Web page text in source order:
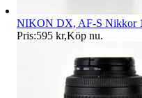
NIKON DX, AF-S Nikkor
Pris:595 kr,Köp nu.